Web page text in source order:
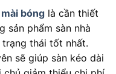
bóng là cần thiết
sản phẩm sàn nhà
thái tốt nhất.
sẽ giúp sàn kéo dài